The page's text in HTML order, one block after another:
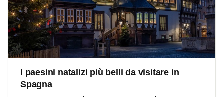
I paesini natalizi più belli da visitare in
Spagna